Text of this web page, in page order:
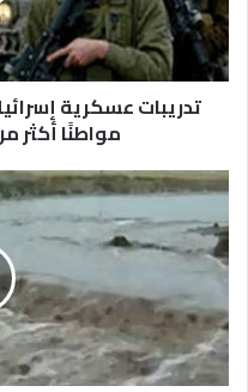
مواطنًا